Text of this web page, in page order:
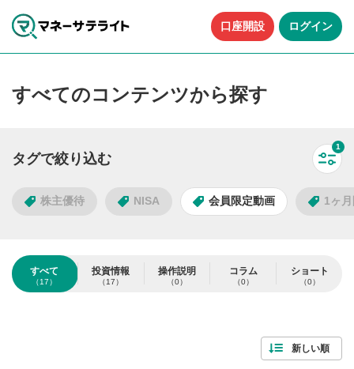
口座開設 ログイン
すべてのコンテンツから探す
タグで絞り込む
す
1
株主優待 NISA 会員限定動画 1ヶ
タグで絞り込む
すべて解除
すべて
（17）
投資情報
（17）
操作説明
（0）
コラム
（0）
ショート
（0）
新しい順